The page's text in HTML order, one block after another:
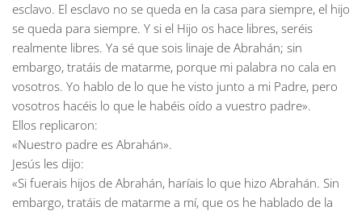
esclavo. El esclavo no se queda en la casa para siempre, el hijo
se queda para siempre. Y si el Hijo os hace libres, seréis
realmente libres. Ya sé que sois linaje de Abrahán; sin
embargo, tratáis de matarme, porque mi palabra no cala en
vosotros. Yo hablo de lo que he visto junto a mi Padre, pero
vosotros hacéis lo que le habéis oído a vuestro padre».
Ellos replicaron:
«Nuestro padre es Abrahán».
Jesús les dijo:
«Si fuerais hijos de Abrahán, haríais lo que hizo Abrahán. Sin
embargo, tratáis de matarme a mí, que os he hablado de la